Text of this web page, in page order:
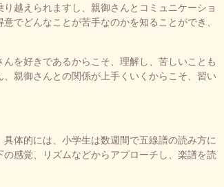
越えられますし、親御さんとコミュニケーショ
でどんなことが苦手なのかを知ることができ、
を好きであるからこそ、理解し、苦しいことも
親御さんとの関係が上手くいくからこそ、習い
体的には、小学生は数週間で五線譜の読み方に
感覚、リズムなどからアプローチし、楽譜を読